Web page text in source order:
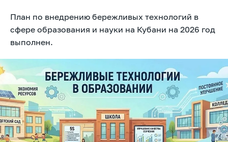
План по внедрению бережливых технологий в
сфере образования и науки на Кубани на 2026 год
выполнен.